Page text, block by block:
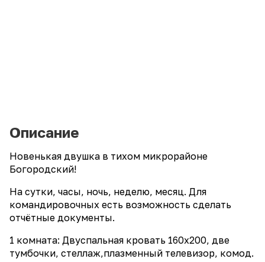
Описание
Новенькая двушка в тихом микрорайоне
Богородский!
На сутки, часы, ночь, неделю, месяц. Для
командировочных есть возможность сделать
отчётные документы.
1 комната: Двуспальная кровать 160х200, две
тумбочки, стеллаж,плазменный телевизор, комод.